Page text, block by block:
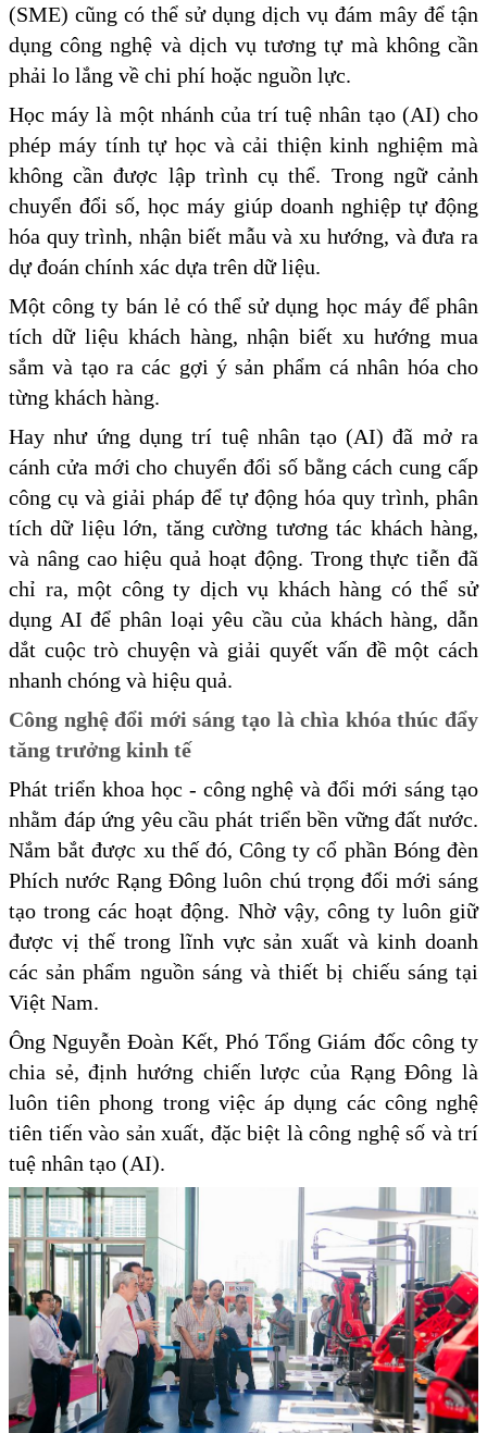
(SME) cũng có thể sử dụng dịch vụ đám mây để tận
dụng công nghệ và dịch vụ tương tự mà không cần
phải lo lắng về chi phí hoặc nguồn lực.
Học máy là một nhánh của trí tuệ nhân tạo (AI) cho
phép máy tính tự học và cải thiện kinh nghiệm mà
không cần được lập trình cụ thể. Trong ngữ cảnh
chuyển đổi số, học máy giúp doanh nghiệp tự động
hóa quy trình, nhận biết mẫu và xu hướng, và đưa ra
dự đoán chính xác dựa trên dữ liệu.
Một công ty bán lẻ có thể sử dụng học máy để phân
tích dữ liệu khách hàng, nhận biết xu hướng mua
sắm và tạo ra các gợi ý sản phẩm cá nhân hóa cho
từng khách hàng.
Hay như ứng dụng trí tuệ nhân tạo (AI) đã mở ra
cánh cửa mới cho chuyển đổi số bằng cách cung cấp
công cụ và giải pháp để tự động hóa quy trình, phân
tích dữ liệu lớn, tăng cường tương tác khách hàng,
và nâng cao hiệu quả hoạt động. Trong thực tiễn đã
chỉ ra, một công ty dịch vụ khách hàng có thể sử
dụng AI để phân loại yêu cầu của khách hàng, dẫn
dắt cuộc trò chuyện và giải quyết vấn đề một cách
nhanh chóng và hiệu quả.
Công nghệ đổi mới sáng tạo là chìa khóa thúc đẩy
tăng trưởng kinh tế
Phát triển khoa học - công nghệ và đổi mới sáng tạo
nhằm đáp ứng yêu cầu phát triển bền vững đất nước.
Nắm bắt được xu thế đó, Công ty cổ phần Bóng đèn
Phích nước Rạng Đông luôn chú trọng đổi mới sáng
tạo trong các hoạt động. Nhờ vậy, công ty luôn giữ
được vị thế trong lĩnh vực sản xuất và kinh doanh
các sản phẩm nguồn sáng và thiết bị chiếu sáng tại
Việt Nam.
Ông Nguyễn Đoàn Kết, Phó Tổng Giám đốc công ty
chia sẻ, định hướng chiến lược của Rạng Đông là
luôn tiên phong trong việc áp dụng các công nghệ
tiên tiến vào sản xuất, đặc biệt là công nghệ số và trí
tuệ nhân tạo (AI).